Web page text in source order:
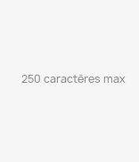
250 caractères max